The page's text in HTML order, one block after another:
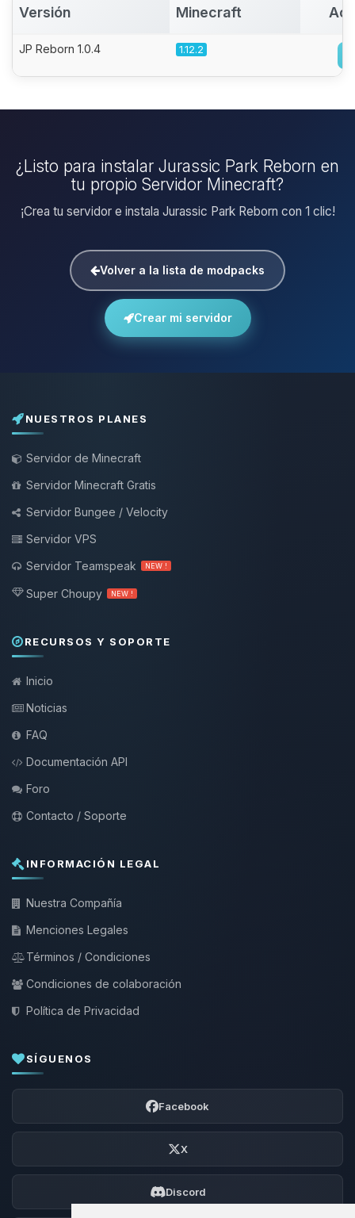
Versión Minecraft
JP Reborn 1.0.4 1.12.2
¿Listo para instalar Jurassic Park Reborn en
tu propio Servidor Minecraft?
¡Crea tu servidor e instala Jurassic Park Reborn con 1 clic!
Volver a la lista de modpacks
Crear mi servidor
NUESTROS PLANES
Servidor de Minecraft
Servidor Minecraft Gratis
Servidor Bungee / Velocity
Servidor VPS
Servidor Teamspeak
NEW !
Super Choupy NEW !
RECURSOS Y SOPORTE
Inicio
Noticias
FAQ
Documentación API
Foro
Contacto / Soporte
INFORMACIÓN LEGAL
Nuestra Compañía
Menciones Legales
Términos / Condiciones
Condiciones de colaboración
Política de Privacidad
SÍGUENOS
Facebook
X
Discord